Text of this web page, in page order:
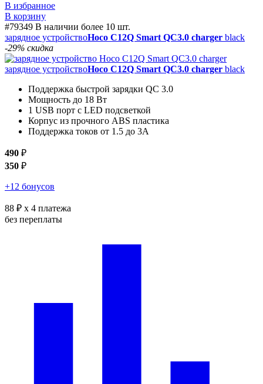
В избранное
В корзину
#79349 В наличии более 10 шт.
зарядное устройствоHoco C12Q Smart QC3.0 charger black
-29% скидка
зарядное устройствоHoco C12Q Smart QC3.0 charger black
Поддержка быстрой зарядки QC 3.0
Мощность до 18 Вт
1 USB порт с LED подсветкой
Корпус из прочного ABS пластика
Поддержка токов от 1.5 до 3А
490 ₽
350 ₽
+12 бонусов
88 ₽ x 4 платежа
без переплаты